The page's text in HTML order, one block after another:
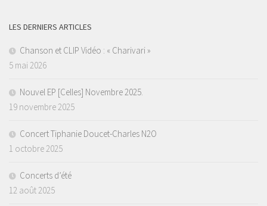
LES DERNIERS ARTICLES
Chanson et CLIP Vidéo : « Charivari »
5 mai 2026
Nouvel EP [Celles] Novembre 2025.
19 novembre 2025
Concert Tiphanie Doucet-Charles N2O
1 octobre 2025
Concerts d’été
12 août 2025